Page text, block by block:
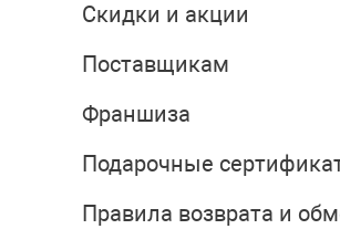
Скидки и акции
Поставщикам
Франшиза
Подарочные
Правила возврата и